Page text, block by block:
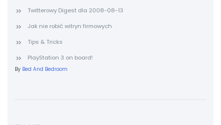
Twitterowy Digest dla 2008-08-13
Jak nie robić witryn firmowych
Tips & Tricks
PlayStation 3 on board!
By Bed And Bedroom